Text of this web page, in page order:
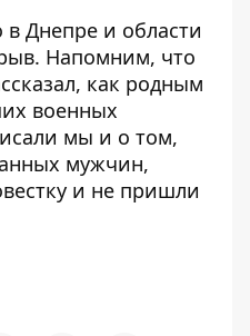
в Днепре и области
. Напомним, что
как родным
военных
мы и о том,
мужчин,
и не пришли